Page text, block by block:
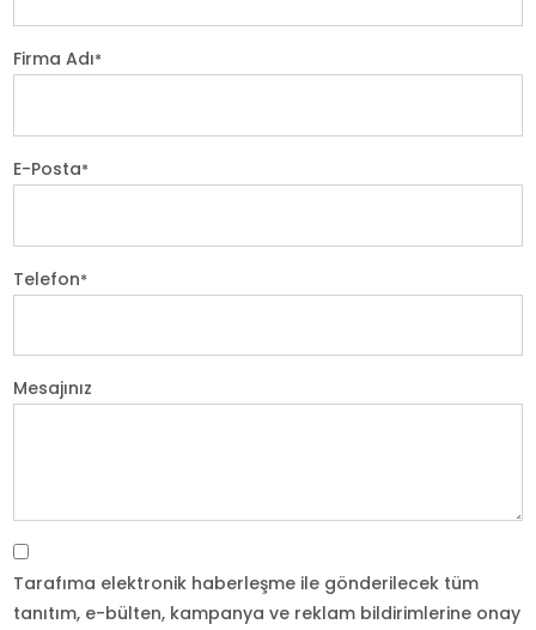
Firma Adı*
E-Posta*
Telefon*
Mesajınız
Tarafıma elektronik haberleşme ile gönderilecek tüm
tanıtım, e-bülten, kampanya ve reklam bildirimlerine onay